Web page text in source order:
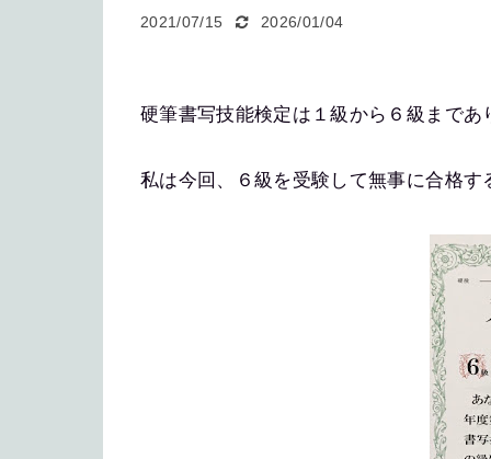
2021/07/15 2026/01/04
硬筆書写技能検定は１級から６級まであ
私は今回、６級を受験して無事に合格